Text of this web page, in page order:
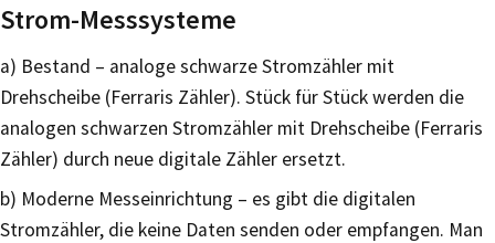
Strom-Messsysteme
a) Bestand – analoge schwarze Stromzähler mit
Drehscheibe (Ferraris Zähler). Stück für Stück werden die
analogen schwarzen Stromzähler mit Drehscheibe (Ferraris
Zähler) durch neue digitale Zähler ersetzt.
b) Moderne Messeinrichtung – es gibt die digitalen
Stromzähler, die keine Daten senden oder empfangen. Man